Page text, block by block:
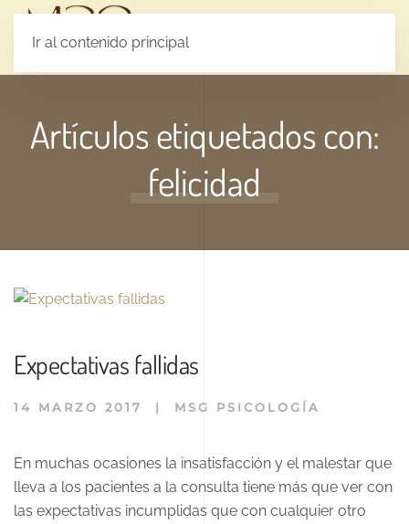
Ir al contenido principal
Artículos etiquetados con:
felicidad
Expectativas fallidas
14 MARZO 2017 | MSG PSICOLOGÍA
En muchas ocasiones la insatisfacción y el malestar que
lleva a los pacientes a la consulta tiene más que ver con
las expectativas incumplidas que con cualquier otro